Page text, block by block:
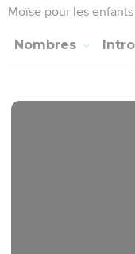
Moïse pour les
Nombres